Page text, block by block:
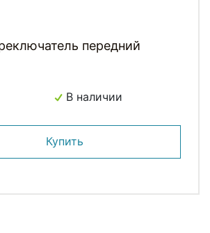
передний
В наличии
Купить